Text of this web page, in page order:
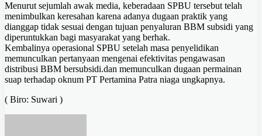
Menurut sejumlah awak media, keberadaan SPBU tersebut telah
menimbulkan keresahan karena adanya dugaan praktik yang
dianggap tidak sesuai dengan tujuan penyaluran BBM subsidi yang
diperuntukkan bagi masyarakat yang berhak.
Kembalinya operasional SPBU setelah masa penyelidikan
memunculkan pertanyaan mengenai efektivitas pengawasan
distribusi BBM bersubsidi.dan memunculkan dugaan permainan
suap terhadap oknum PT Pertamina Patra niaga ungkapnya.
( Biro: Suwari )